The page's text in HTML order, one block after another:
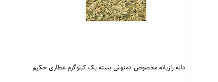
دانه رازیانه مخصوص دمنوش بسته یک کیلوگرم عطاری حکیم